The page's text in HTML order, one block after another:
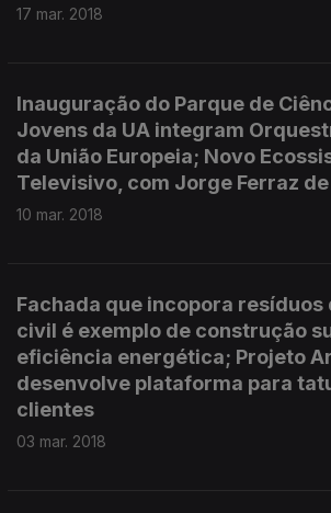
17 mar. 2018
Inauguração do Parque de
Jovens da UA integram
da União Europeia; Novo
Televisivo, com Jorge Ferraz
10 mar. 2018
Fachada que incopora
civil é exemplo de construção
eficiência energética; Projeto
desenvolve plataforma para
clientes
03 mar. 2018